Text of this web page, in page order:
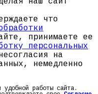
что
принимаете ее
персональных
на
немедленно
работы сайта.